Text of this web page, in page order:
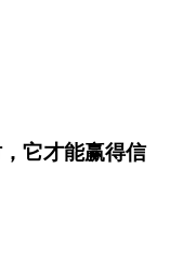
它才能赢得信